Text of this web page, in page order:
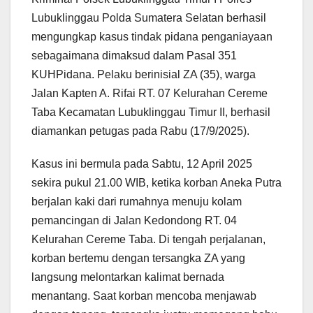
Lubuklinggau Polda Sumatera Selatan berhasil
mengungkap kasus tindak pidana penganiayaan
sebagaimana dimaksud dalam Pasal 351
KUHPidana. Pelaku berinisial ZA (35), warga
Jalan Kapten A. Rifai RT. 07 Kelurahan Cereme
Taba Kecamatan Lubuklinggau Timur II, berhasil
diamankan petugas pada Rabu (17/9/2025).
Kasus ini bermula pada Sabtu, 12 April 2025
sekira pukul 21.00 WIB, ketika korban Aneka Putra
berjalan kaki dari rumahnya menuju kolam
pemancingan di Jalan Kedondong RT. 04
Kelurahan Cereme Taba. Di tengah perjalanan,
korban bertemu dengan tersangka ZA yang
langsung melontarkan kalimat bernada
menantang. Saat korban mencoba menjawab